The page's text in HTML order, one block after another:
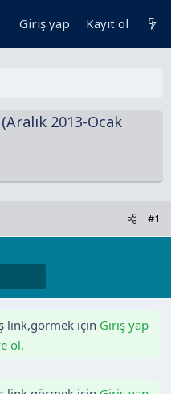
Giriş yap Kayıt ol
2013-Ocak
#1
link,görmek için Giriş yap
ol.